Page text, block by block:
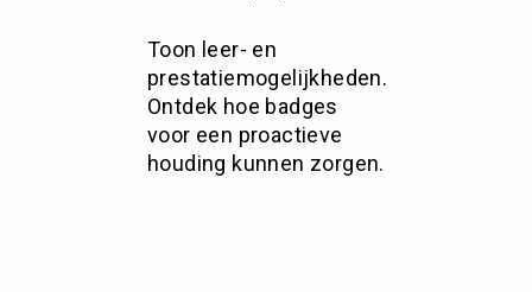
Toon leer- en
prestatiemogelijkheden.
Ontdek hoe badges
voor een proactieve
houding kunnen zorgen.